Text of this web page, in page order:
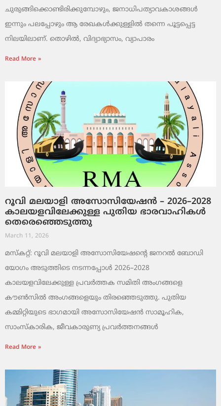
ചുരുങ്ങിക്കൊണ്ടിരിക്കുമ്പോഴും, ജനാധിപത്യാവകാശങ്ങൾ
ഇന്നും പലപ്പോഴും ആ രേഖകൾക്കുള്ളിൽ തന്നെ പൂട്ടപ്പെട്ട
നിലയിലാണ്. തൊഴിൽ, വിദ്യാഭ്യാസം, വ്യാപാരം
Read More »
റൂവി മലയാളി അസോസിയേഷൻ – 2026–2028
കാലയളവിലേക്കുള്ള പുതിയ ഭാരവാഹികൾ
തെരെഞ്ഞെടുത്തു
March 11, 2026
മസ്കറ്റ്: റൂവി മലയാളി അസോസിയേഷന്റെ ജനറൽ ബോഡി
യോഗം അടുത്തിടെ നടന്നപ്പോൾ 2026–2028
കാലയളവിലേക്കുള്ള പ്രവർത്തക സമിതി അംഗങ്ങളെ
കൗൺസിൽ അംഗങ്ങളെയും തിരഞ്ഞെടുത്തു. പുതിയ
കമ്മിറ്റിയുടെ ഭാഗമായി അസോസിയേഷൻ സാമൂഹിക,
സാംസ്‌കാരിക, ജീവകാരുണ്യ പ്രവർത്തനങ്ങൾ
Read More »